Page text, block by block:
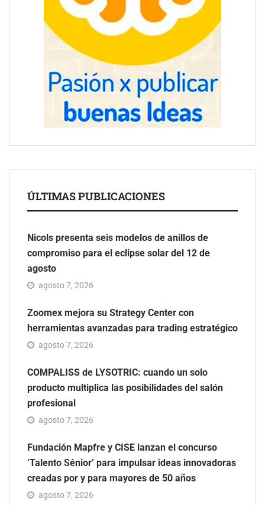
ÚLTIMAS PUBLICACIONES
Nicols presenta seis modelos de anillos de
compromiso para el eclipse solar del 12 de
agosto
agosto 7, 2026
Zoomex mejora su Strategy Center con
herramientas avanzadas para trading estratégico
agosto 7, 2026
COMPALISS de LYSOTRIC: cuando un solo
producto multiplica las posibilidades del salón
profesional
agosto 7, 2026
Fundación Mapfre y CISE lanzan el concurso
‘Talento Sénior’ para impulsar ideas innovadoras
creadas por y para mayores de 50 años
agosto 7, 2026